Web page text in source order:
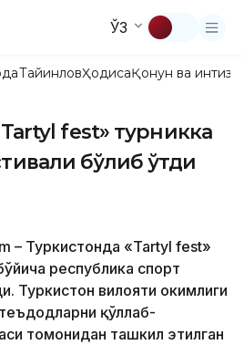
ЎЗ
ТайинловҲодисаҚонун ва
fest» турникка
бўлиб ўтди
– Туркистонда «Tartyl fest»
республика спорт
Туркистон вилояти ҳокимлиги
қўллаб-
томонидан ташкил этилган